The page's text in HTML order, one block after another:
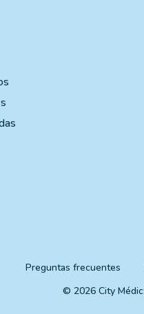
Preguntas frecuentes
© 2026 City